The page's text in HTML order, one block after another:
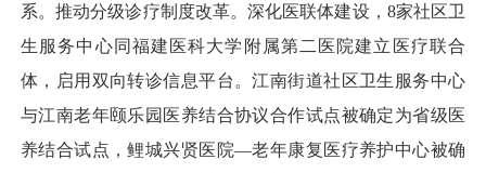
系。推动分级诊疗制度改革。深化医联体建设，8家社区卫
生服务中心同福建医科大学附属第二医院建立医疗联合
体，启用双向转诊信息平台。江南街道社区卫生服务中心
与江南老年颐乐园医养结合协议合作试点被确定为省级医
养结合试点，鲤城兴贤医院—老年康复医疗养护中心被确